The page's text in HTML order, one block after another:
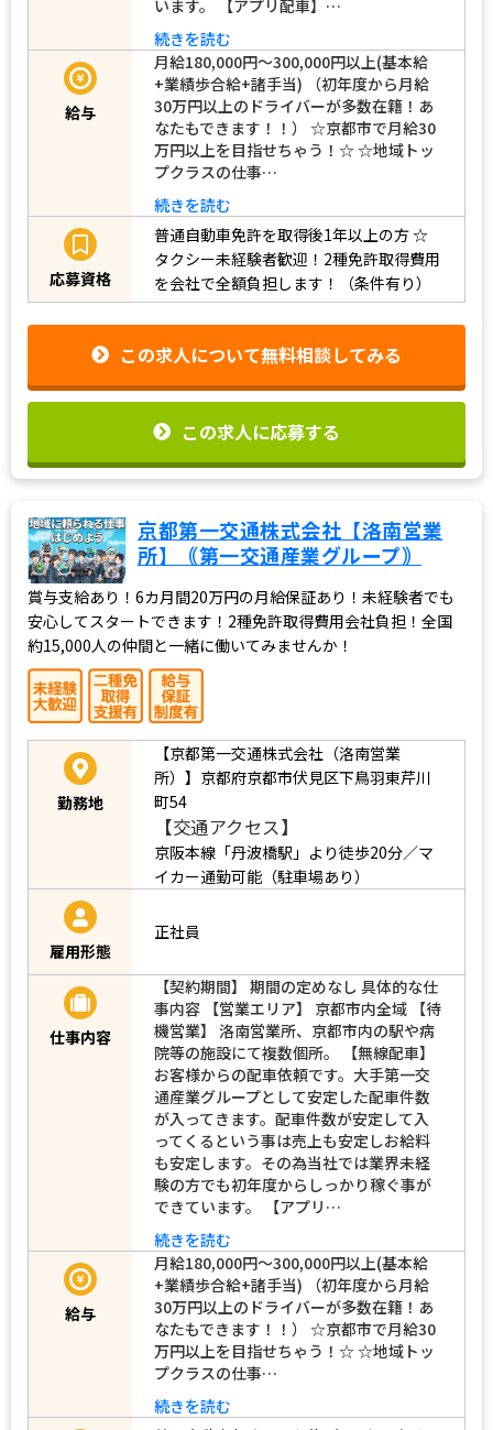
います。 【アプリ配車】…
続きを読む
給与
月給180,000円～300,000円以上(基本給
+業績歩合給+諸手当) （初年度から月給
30万円以上のドライバーが多数在籍！あ
なたもできます！！） ☆京都市で月給30
万円以上を目指せちゃう！☆ ☆地域トッ
プクラスの仕事…
続きを読む
応募資格
普通自動車免許を取得後1年以上の方☆
タクシー未経験者歓迎！2種免許取得費用
を会社で全額負担します！（条件有り）
この求人について無料相談してみる
この求人に応募する
京都第一交通株式会社【洛南営業
所】｟第一交通産業グループ｠
賞与支給あり！6カ月間20万円の月給保証あり！未経験者でも
安心してスタートできます！2種免許取得費用会社負担！全国
約15,000人の仲間と一緒に働いてみませんか！
勤務地
【京都第一交通株式会社（洛南営業
所）】京都府京都市伏見区下鳥羽東芹川
町54
【交通アクセス】
京阪本線「丹波橋駅」より徒歩20分／マ
イカー通勤可能（駐車場あり）
雇用形態
正社員
仕事内容
【契約期間】 期間の定めなし 具体的な仕
事内容 【営業エリア】 京都市内全域 【待
機営業】 洛南営業所、京都市内の駅や病
院等の施設にて複数個所。 【無線配車】
お客様からの配車依頼です。大手第一交
通産業グループとして安定した配車件数
が入ってきます。配車件数が安定して入
ってくるという事は売上も安定しお給料
も安定します。その為当社では業界未経
験の方でも初年度からしっかり稼ぐ事が
できています。 【アプリ…
続きを読む
給与
月給180,000円～300,000円以上(基本給
+業績歩合給+諸手当) （初年度から月給
30万円以上のドライバーが多数在籍！あ
なたもできます！！） ☆京都市で月給30
万円以上を目指せちゃう！☆ ☆地域トッ
プクラスの仕事…
続きを読む